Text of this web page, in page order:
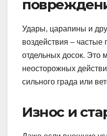
Удары, царапины и
воздействия –
отдельных досок. Это
неосторожных
сильного града или
Износ и